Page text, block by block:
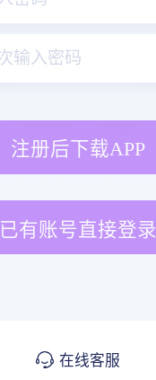
注册后下载APP
已有账号直接登录
在线客服